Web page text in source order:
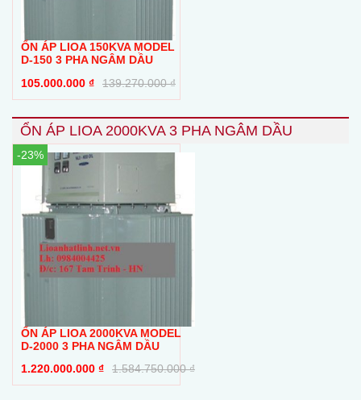
ỔN ÁP LIOA 150KVA MODEL
D-150 3 PHA NGÂM DẦU
139.270.000₫
105.000.000 ₫
ỔN ÁP LIOA 2000KVA 3 PHA NGÂM DẦU
-23%
ỔN ÁP LIOA 2000KVA MODEL
D-2000 3 PHA NGÂM DẦU
1.584.750.000₫
1.220.000.000 ₫